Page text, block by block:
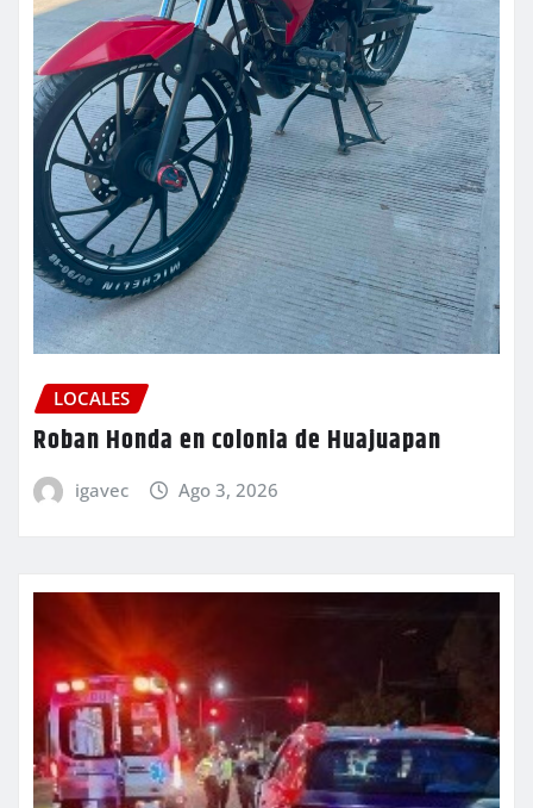
LOCALES
Roban Honda en colonia de Huajuapan
igavec Ago 3, 2026